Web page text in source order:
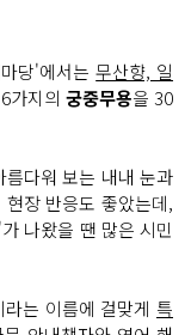
당'에서는무산향, 일
가지의 궁중무용을 30
다워 보는 내내 눈과
장 반응도 좋았는데,
나왔을 땐 많은 시민
는 이름에 걸맞게 특